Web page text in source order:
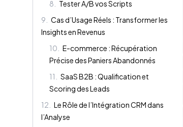
8
Tester A/B vos Scripts
9
Cas d’Usage Réels : Transformer les
Insights en Revenus
10
E-commerce : Récupération
Précise des Paniers Abandonnés
11
SaaS B2B : Qualification et
Scoring des Leads
12
Le Rôle de l’Intégration CRM dans
l’Analyse